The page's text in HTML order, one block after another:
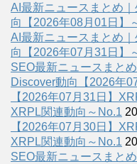
AI最新ニュースまとめ
向【2026年08月01日】
AI最新ニュースまとめ
向【2026年07月31日】
SEO最新ニュースまと
Discover動向【2026年
【2026年07月31日】
XRPL関連動向～No.1
【2026年07月30日】
XRPL関連動向～No.1
SEO最新ニュースまと